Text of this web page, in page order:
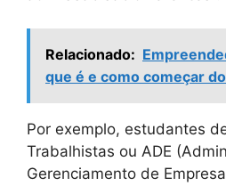
Relacionado:
que é e como começar
Por exemplo, estudantes
Trabalhistas ou ADE
Gerenciamento de